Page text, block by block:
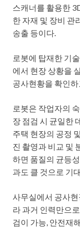
스캐너를 활용한
한 자재 및 장비 관
송출 등이다.
로봇에 탑재한 기
에서 현장 상황을
공사현황을 확인하
로봇은 작업자의
장 점검 시 균일한
주택 현장의 공정
진 촬영과 비교 및
하면 품질의 균등
과도 클 것으로 기
사무실에서 공사
라 과거 인력만으
검이 가능, 안전재